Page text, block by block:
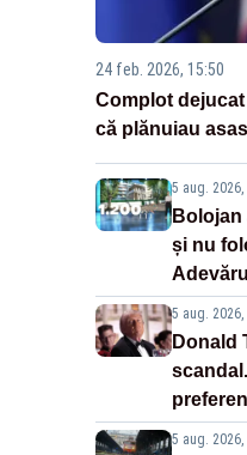
24 feb. 2026, 15:50
Complot
că plănuiau
5 aug. 2026,
și nu
5 aug. 2026,
Donald
5 aug. 2026,